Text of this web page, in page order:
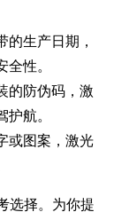
的生产日期，
性。
的防伪码，激
航。
或图案，激光
选择。为你提